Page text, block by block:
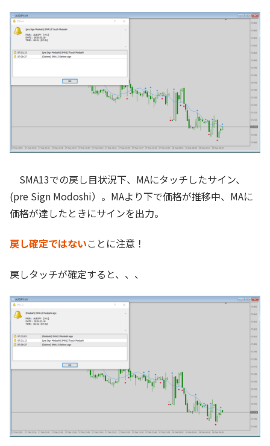
SMA13での戻し目状況下、MAにタッチしたサイン、
(pre Sign Modoshi）。MAより下で価格が推移中、MAに
価格が達したときにサインを出力。
戻し確定ではないことに注意！
戻しタッチが確定すると、、、